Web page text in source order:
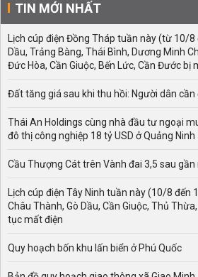
TIN MỚI NHẤT
Lịch cúp điện Đồng Tháp tuần này (từ 10/8
Dầu, Trảng Bàng, Thái Bình, Dương Minh
Đức Hòa, Cần Giuộc, Bến Lức, Cần Đước bị
Đất tăng giá sau khi thu hồi: Người dân cần
Thái An Holdings cùng nhà đầu tư ngoại
đô thị công nghiệp 18 tỷ USD ở Quảng Ninh
Cầu Thượng Cát trên Vành đai 3,5 sau
Lịch cúp điện Tây Ninh tuần này (10/8 đến
Châu Thành, Gò Dầu, Cần Giuộc, Thủ
tục mất điện
Quy hoạch bốn khu lấn biển ở Phú Quốc